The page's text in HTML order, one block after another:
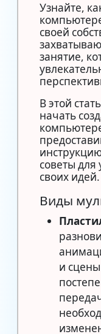
Узнайте,
своей
занятие,
В этой
начать
советы
своих идей.
Виды
и